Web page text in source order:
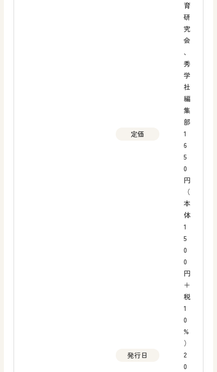
育
研
究
会
、
秀
学
社
編
集
部
定価
1
6
5
0
円
（
本
体
1
5
0
0
円
＋
税
1
0
%
）
発行日
2
0